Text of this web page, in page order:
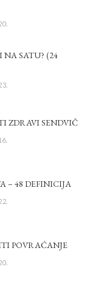
NA SATU? (24
ZDRAVI SENDVIČ
– 48 DEFINICIJA
POVRAĆANJE